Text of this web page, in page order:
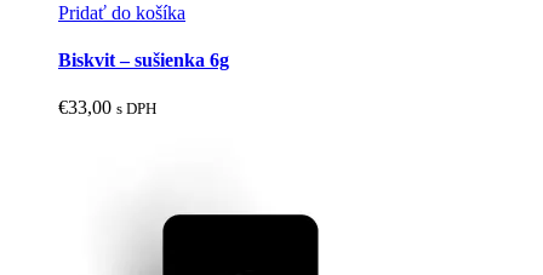
Pridať do košíka
Biskvit – sušienka 6g
€33,00 s DPH